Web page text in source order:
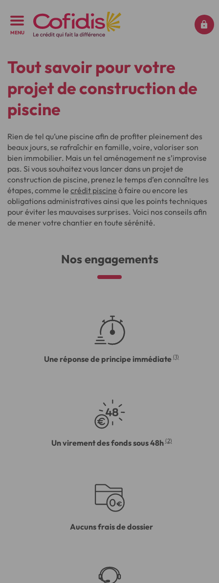
MENU
Tout savoir pour votre
projet de construction de
piscine
Rien de tel qu’une piscine afin de profiter pleinement des
beaux jours, se rafraîchir en famille, voire, valoriser son
bien immobilier. Mais un tel aménagement ne s’improvise
pas. Si vous souhaitez vous lancer dans un projet de
construction de piscine, prenez le temps d’en connaître les
étapes, comme le crédit piscine à faire ou encore les
obligations administratives ainsi que les points techniques
pour éviter les mauvaises surprises. Voici nos conseils afin
de mener votre chantier en toute sérénité.
Nos engagements
Une réponse de principe immédiate (1)
Un virement des fonds sous 48h (2)
Aucuns frais de dossier